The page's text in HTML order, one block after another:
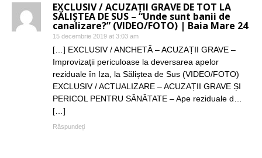
EXCLUSIV / ACUZAȚII GRAVE DE TOT LA
SĂLIȘTEA DE SUS – “Unde sunt banii de
canalizare?” (VIDEO/FOTO) | Baia Mare 24
15 decembrie 2019 at 3:03 am
[…] EXCLUSIV / ANCHETĂ – ACUZAȚII GRAVE –
Improvizații periculoase la deversarea apelor
reziduale în Iza, la Săliștea de Sus (VIDEO/FOTO)
EXCLUSIV / ACTUALIZARE – ACUZAȚII GRAVE ȘI
PERICOL PENTRU SĂNĂTATE – Ape reziduale d…
[…]
Răspundeți